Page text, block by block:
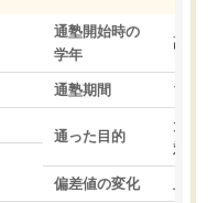
通塾開始時の
学年
高3
通塾期間 1～3
通った目的
大学
対策
偏差値の変化